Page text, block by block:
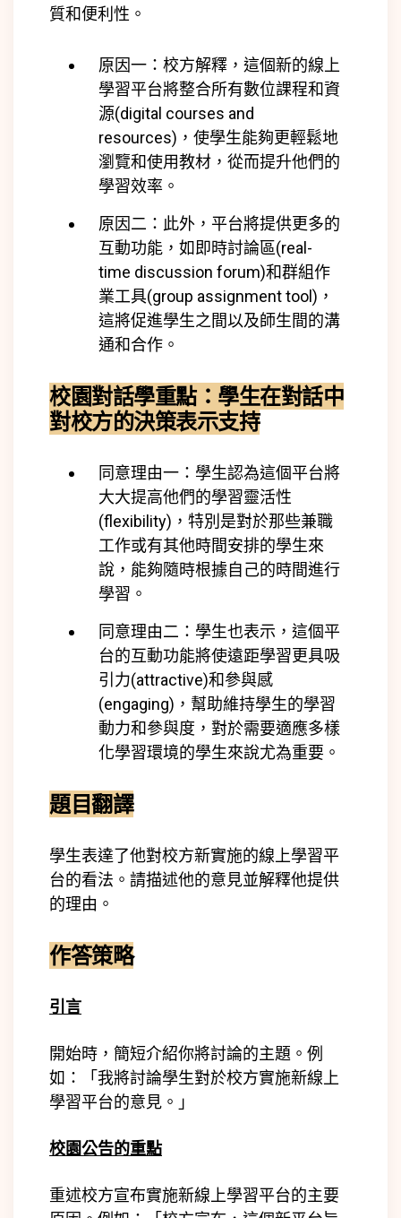
質和便利性。
原因一：校方解釋，這個新的線上
學習平台將整合所有數位課程和資
源(digital courses and
resources)，使學生能夠更輕鬆地
瀏覽和使用教材，從而提升他們的
學習效率。
原因二：此外，平台將提供更多的
互動功能，如即時討論區(real-
time discussion forum)和群組作
業工具(group assignment tool) ，
這將促進學生之間以及師生間的溝
通和合作。
校園對話學重點： 學生在對話中
對校方的決策表示支持
同意理由一：學生認為這個平台將
大大提高他們的學習靈活性
(flexibility) ，特別是對於那些兼職
工作或有其他時間安排的學生來
說，能夠隨時根據自己的時間進行
學習。
同意理由二：學生也表示，這個平
台的互動功能將使遠距學習更具吸
引力(attractive)和參與感
(engaging) ，幫助維持學生的學習
動力和參與度，對於需要適應多樣
化學習環境的學生來說尤為重要。
題目翻譯
學生表達了他對校方新實施的線上學習平
台的看法。請描述他的意見並解釋他提供
的理由。
作答策略
引言
開始時，簡短介紹你將討論的主題。例
如：「我將討論學生對於校方實施新線上
學習平台的意見。」
校園公告的重點
重述校方宣布實施新線上學習平台的主要